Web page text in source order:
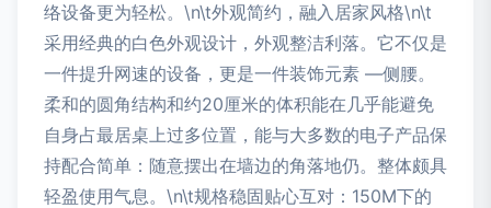
络设备更为轻松。\n\t外观简约，融入居家风格\n\t
采用经典的白色外观设计，外观整洁利落。它不仅是
一件提升网速的设备，更是一件装饰元素 —侧腰。
柔和的圆角结构和约20厘米的体积能在几乎能避免
自身占最居桌上过多位置，能与大多数的电子产品保
持配合简单：随意摆出在墙边的角落地仍。整体颇具
轻盈使用气息。\n\t规格稳固贴心互对：150M下的